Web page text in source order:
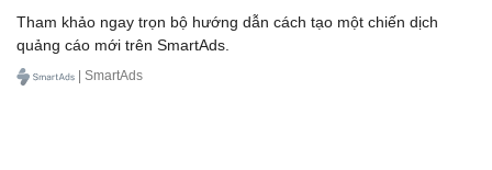
Tham khảo ngay trọn bộ hướng dẫn cách tạo một chiến dịch
quảng cáo mới trên SmartAds.
| SmartAds